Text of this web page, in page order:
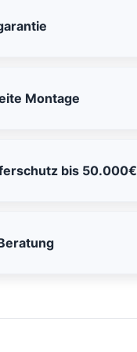
Montage
bis 50.000€